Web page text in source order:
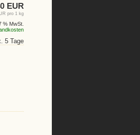
EUR
pro 1 kg
% MwSt.
5 Tage